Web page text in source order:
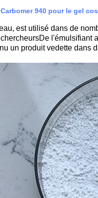
940 pour le gel
est utilisé dans de
un produit vedette